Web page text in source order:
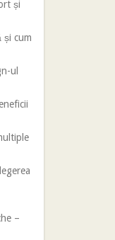
și
și cum
ul
–